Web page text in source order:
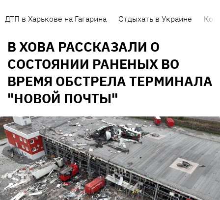
ДТП в Харькове на Гагарина Отдыхать в Украине
В ХОВА РАССКАЗАЛИ О
СОСТОЯНИИ РАНЕНЫХ ВО
ВРЕМЯ ОБСТРЕЛА ТЕРМИНАЛА
"НОВОЙ ПОЧТЫ"